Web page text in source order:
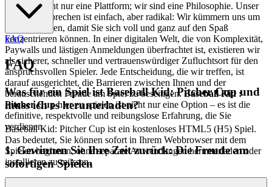
Wir sind nicht nur eine Plattform; wir sind eine Philosophie. Unser
Markenversprechen ist einfach, aber radikal: Wir kümmern uns um
alle Reibungen, damit Sie sich voll und ganz auf den Spaß
konzentrieren können. In einer digitalen Welt, die von Komplexität,
Paywalls und lästigen Anmeldungen überfrachtet ist, existieren wir
als sicherer, schneller und vertrauenswürdiger Zufluchtsort für den
anspruchsvollen Spieler. Jede Entscheidung, die wir treffen, ist
darauf ausgerichtet, die Barrieren zwischen Ihnen und der
berauschenden Freude am Spiel zu beseitigen.Baseball Kid :
Pitcher Cuphier zu spielen ist nicht nur eine Option – es ist die
definitive, respektvolle und reibungslose Erfahrung, die Sie
verdienen.
1. Gewinnen Sie Ihre Zeit zurück: Die Freude am
sofortigen Spielen
FAQ
FAQ
Was für ein Spiel ist Baseball Kid: Pitcher Cup und
muss ich es herunterladen?
Baseball Kid: Pitcher Cup ist ein kostenloses HTML5 (H5) Spiel.
Das bedeutet, Sie können sofort in Ihrem Webbrowser mit dem
Spielen beginnen, ohne separate Anwendungen herunterladen oder
installieren zu müssen.